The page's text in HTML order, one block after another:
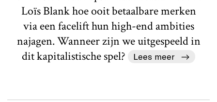
Loïs Blank hoe ooit betaalbare merken
via een facelift hun high-end ambities
najagen. Wanneer zijn we uitgespeeld in
dit kapitalistische spel?
Lees meer